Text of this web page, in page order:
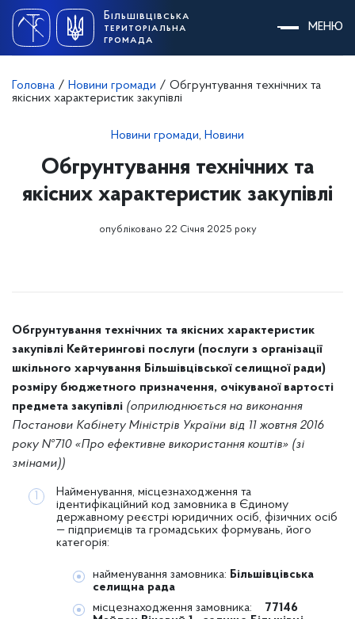
content
Більшівцівська
територіальна
громада
МЕНЮ
Головна / Новини громади / Обгрунтування технічних та
якісних характеристик закупівлі
Новини громади, Новини
Обгрунтування технічних та
якісних характеристик закупівлі
опубліковано 22 Січня 2025 року
Обгрунтування технічних та якісних характеристик
закупівлі Кейтерингові послуги (послуги з організації
шкільного харчування Більшівцівської селищної ради)
розміру бюджетного призначення, очікуваної вартості
предмета закупівлі (оприлюднюється на виконання
Постанови Кабінету Міністрів України від 11 жовтня 2016
року №710 «Про ефективне використання коштів» (зі
змінами))
Найменування, місцезнаходження та
ідентифікаційний код замовника в Єдиному
державному реєстрі юридичних осіб, фізичних осіб
— підприємців та громадських формувань, його
категорія:
найменування замовника: Більшівцівська
селищна рада
місцезнаходження замовника: 77146